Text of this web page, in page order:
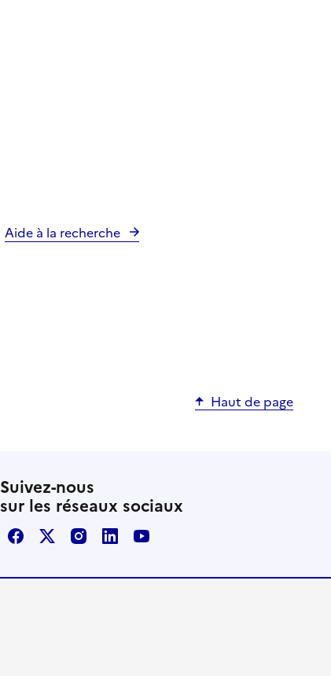
Aide à la recherche
Haut de page
Suivez-nous
sur les réseaux sociaux
FacebookX / TwitterInstagram
LinkedInYoutube